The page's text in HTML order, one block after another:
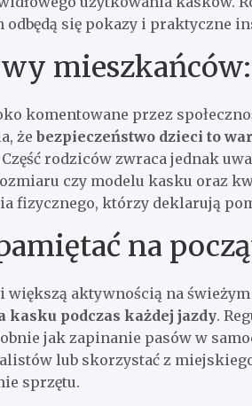
się pokazy i praktyczne
komentowane przez
że bezpieczeństwo dzieci to
rodziców zwraca jednak
czy modelu kasku oraz
fizycznego, którzy deklarują
na
większą aktywnością na
podczas każdej jazdy.
jak zapinanie pasów w
lub skorzystać z
sprzętu.